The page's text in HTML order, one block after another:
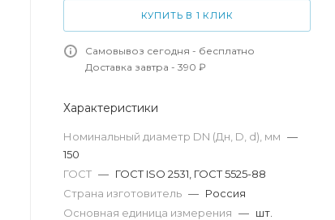
КУПИТЬ В 1 КЛИК
Самовывоз сегодня - бесплатно
Доставка завтра - 390 ₽
Характеристики
Номинальный диаметр DN (Дн, D, d), мм —
150
ГОСТ — ГОСТ ISO 2531, ГОСТ 5525-88
Страна изготовитель — Россия
Основная единица измерения — шт.